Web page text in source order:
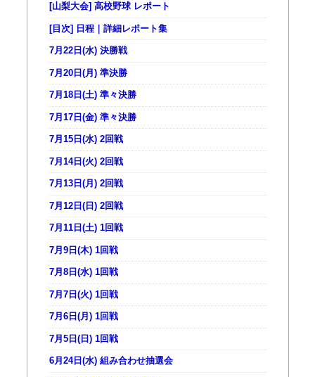
[山梨大会] 高校野球 レポート
[目次] 日程｜詳細レポート集
7月22日(水) 決勝戦
7月20日(月) 準決勝
7月18日(土) 準々決勝
7月17日(金) 準々決勝
7月15日(水) 2回戦
7月14日(火) 2回戦
7月13日(月) 2回戦
7月12日(日) 2回戦
7月11日(土) 1回戦
7月9日(木) 1回戦
7月8日(水) 1回戦
7月7日(火) 1回戦
7月6日(月) 1回戦
7月5日(日) 1回戦
6月24日(水) 組み合わせ抽選会